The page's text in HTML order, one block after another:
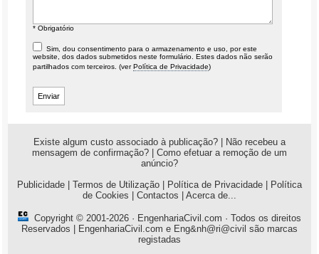
* Obrigatório
Sim, dou consentimento para o armazenamento e uso, por este
website, dos dados submetidos neste formulário. Estes dados não serão
partilhados com terceiros. (verPolítica de Privacidade)
Existe algum custo associado à publicação?
Não recebeu a
mensagem de confirmação?
Como efetuar a remoção de um
anúncio?
Publicidade
Termos de Utilização Política de Privacidade
Política
de Cookies
Contactos Acerca de...
Copyright © 2001-2026 · EngenhariaCivil.com · Todos os direitos
Reservados | EngenhariaCivil.com e Eng&nh@ri@civil são marcas
registadas